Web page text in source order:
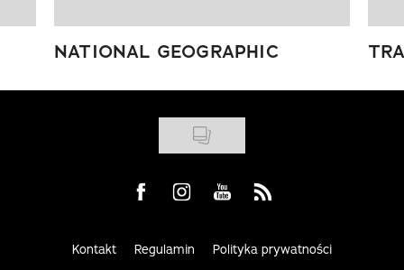
NATIONAL GEOGRAPHIC
Visit us on Facebook
Visit us on Instagram
Visit us on Youtube
Visit us on Rss
Kontakt Regulamin Polityka prywatności